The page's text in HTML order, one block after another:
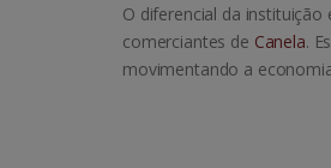
O diferencial da instituição
comerciantes de Canela.
movimentando a